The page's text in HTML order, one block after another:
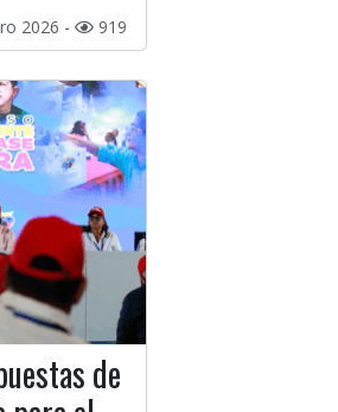
2026 - 919
de